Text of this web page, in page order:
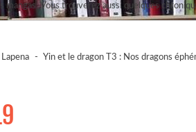
mangas. Vous trouverez aussi quelques
- Yin et le dragon T3 : Nos dragons